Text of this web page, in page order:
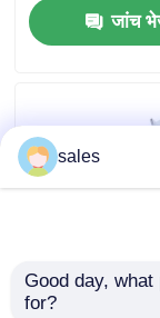
गुणवत्ता नियंत्रण
एक बोली का अनुरोध
स्वरयंत्र मुखौटा
जांच
प्रबलित स्वरयंत्र
sales
Good day,
for?